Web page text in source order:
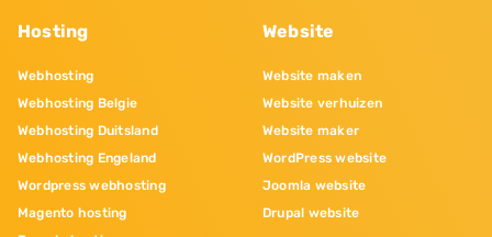
Hosting
Webhosting
Webhosting Belgie
Webhosting Duitsland
Webhosting Engeland
Wordpress webhosting
Magento hosting
Website
Website maken
Website verhuizen
Website maker
WordPress website
Joomla website
Drupal website